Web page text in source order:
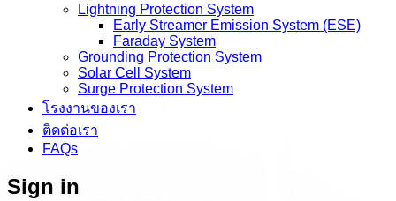
Lightning Protection System
Early Streamer Emission System (ESE)
Faraday System
Grounding Protection System
Solar Cell System
Surge Protection System
โรงงานของเรา
ติดต่อเรา
FAQs
Sign in